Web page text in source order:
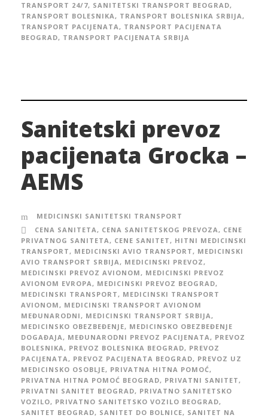
TRANSPORT 24/7, SANITETSKI TRANSPORT BEOGRAD,
TRANSPORT BOLESNIKA, TRANSPORT BOLESNIKA SRBIJA,
TRANSPORT PACIJENATA, TRANSPORT PACIJENATA
BEOGRAD, TRANSPORT PACIJENATA SRBIJA
Sanitetski prevoz
pacijenata Grocka –
AEMS
MEDICINSKI SANITETSKI TRANSPORT
CENA SANITETA, CENA SANITETSKOG PREVOZA, CENE
PRIVATNOG SANITETA, CENE SANITET, HITNI MEDICINSKI
TRANSPORT, MEDICINSKI AVIO TRANSPORT, MEDICINSKI
AVIO TRANSPORT SRBIJA, MEDICINSKI PREVOZ,
MEDICINSKI PREVOZ AVIONOM, MEDICINSKI PREVOZ
AVIONOM EVROPA, MEDICINSKI PREVOZ BEOGRAD,
MEDICINSKI TRANSPORT, MEDICINSKI TRANSPORT
AVIONOM, MEDICINSKI TRANSPORT AVIONOM
MEĐUNARODNI, MEDICINSKI TRANSPORT SRBIJA,
MEDICINSKO OBEZBEĐENJE, MEDICINSKO OBEZBEĐENJE
DOGAĐAJA, MEĐUNARODNI PREVOZ PACIJENATA, PREVOZ
BOLESNIKA, PREVOZ BOLESNIKA BEOGRAD, PREVOZ
PACIJENATA, PREVOZ PACIJENATA BEOGRAD, PREVOZ UZ
MEDICINSKO OSOBLJE, PRIVATNA HITNA POMOĆ,
PRIVATNA HITNA POMOĆ BEOGRAD, PRIVATNI SANITET,
PRIVATNI SANITET BEOGRAD, PRIVATNO SANITETSKO
VOZILO, PRIVATNO SANITETSKO VOZILO BEOGRAD,
SANITET BEOGRAD, SANITET DO BOLNICE, SANITET NA